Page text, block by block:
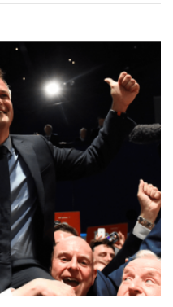
LINE EMAIL